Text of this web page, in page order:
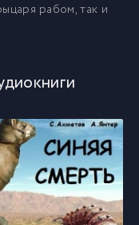
рабом, так и